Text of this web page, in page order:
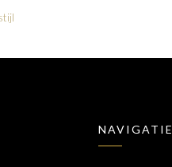
NAVIGATIE